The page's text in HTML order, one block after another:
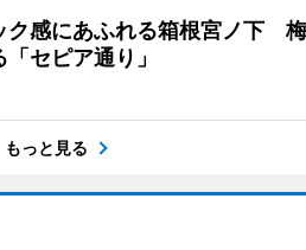
ク感にあふれる箱根宮ノ下
セピア通り」
もっと見る